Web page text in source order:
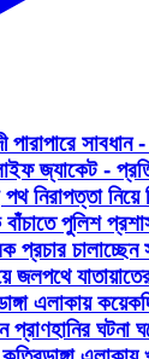
পারাপারে
জ্যাকেট -
নিরাপত্তা
পুলিশ
চালাচ্ছেন
জলপথে
এলাকায়
ঘটনা